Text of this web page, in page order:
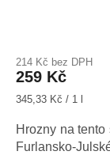
214 Kč bez DPH
259 Kč
Měrná
345,33 Kč / 1 l
Hrozny na
Furlansko-